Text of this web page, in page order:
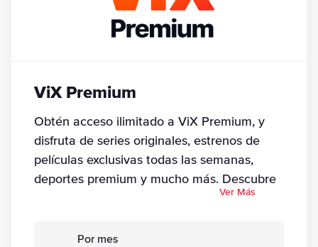
ViX Premium
Obtén acceso ilimitado a ViX Premium, y
disfruta de series originales, estrenos de
películas exclusivas todas las semanas,
deportes premium y mucho más. Descubre
más de 10,000 horas de contenido premium
Ver Más
Por mes